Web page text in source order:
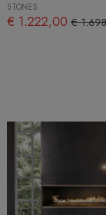
STONES
€ 1.222,00 €